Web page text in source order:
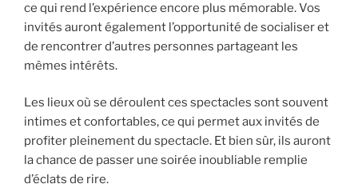
ce qui rend l’expérience encore plus mémorable. Vos
invités auront également l’opportunité de socialiser et
de rencontrer d’autres personnes partageant les
mêmes intérêts.
Les lieux où se déroulent ces spectacles sont souvent
intimes et confortables, ce qui permet aux invités de
profiter pleinement du spectacle. Et bien sûr, ils auront
la chance de passer une soirée inoubliable remplie
d’éclats de rire.